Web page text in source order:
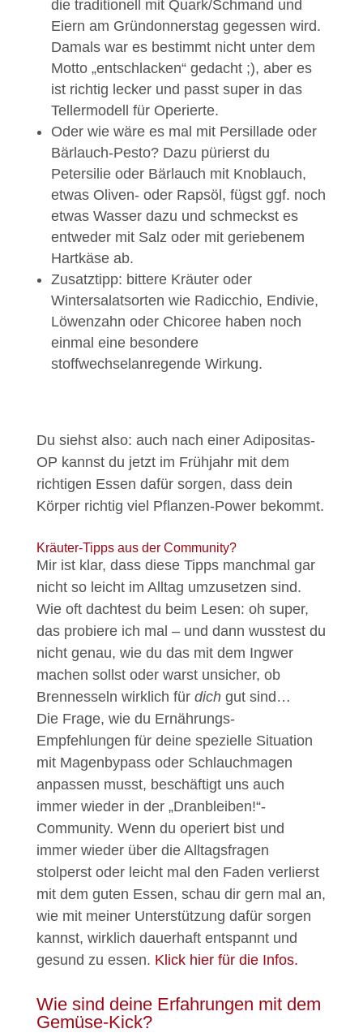
die traditionell mit Quark/Schmand und
Eiern am Gründonnerstag gegessen wird.
Damals war es bestimmt nicht unter dem
Motto „entschlacken“ gedacht ;), aber es
ist richtig lecker und passt super in das
Tellermodell für Operierte.
Oder wie wäre es mal mit Persillade oder
Bärlauch-Pesto? Dazu pürierst du
Petersilie oder Bärlauch mit Knoblauch,
etwas Oliven- oder Rapsöl, fügst ggf. noch
etwas Wasser dazu und schmeckst es
entweder mit Salz oder mit geriebenem
Hartkäse ab.
Zusatztipp: bittere Kräuter oder
Wintersalatsorten wie Radicchio, Endivie,
Löwenzahn oder Chicoree haben noch
einmal eine besondere
stoffwechselanregende Wirkung.
Du siehst also: auch nach einer Adipositas-
OP kannst du jetzt im Frühjahr mit dem
richtigen Essen dafür sorgen, dass dein
Körper richtig viel Pflanzen-Power bekommt.
Kräuter-Tipps aus der Community?
Mir ist klar, dass diese Tipps manchmal gar
nicht so leicht im Alltag umzusetzen sind.
Wie oft dachtest du beim Lesen: oh super,
das probiere ich mal – und dann wusstest du
nicht genau, wie du das mit dem Ingwer
machen sollst oder warst unsicher, ob
Brennesseln wirklich für dichgut sind…
Die Frage, wie du Ernährungs-
Empfehlungen für deine spezielle Situation
mit Magenbypass oder Schlauchmagen
anpassen musst, beschäftigt uns auch
immer wieder in der „Dranbleiben!“-
Community. Wenn du operiert bist und
immer wieder über die Alltagsfragen
stolperst oder leicht mal den Faden verlierst
mit dem guten Essen, schau dir gern mal an,
wie mit meiner Unterstützung dafür sorgen
kannst, wirklich dauerhaft entspannt und
gesund zu essen. Klick hier für die Infos.
Wie sind deine Erfahrungen mit dem
Gemüse-Kick?